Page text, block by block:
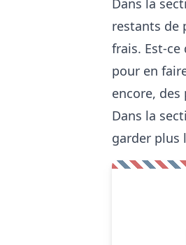
Dans la
restants de
frais. Est-
pour en
encore, des
Dans la
garder plus